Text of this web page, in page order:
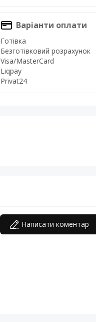
Варіанти оплати
Готівка
Безготівковий розрахунок
Visa/MasterCard
Liqpay
Privat24
Написати коментар